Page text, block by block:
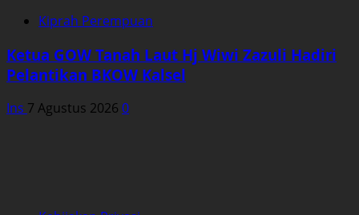
Kiprah Perempuan
Ketua GOW Tanah Laut Hj Wiwi Zazuli Hadiri
Pelantikan BKOW Kalsel
Ins 7 Agustus 2026 0